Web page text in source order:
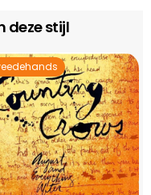
deze stijl